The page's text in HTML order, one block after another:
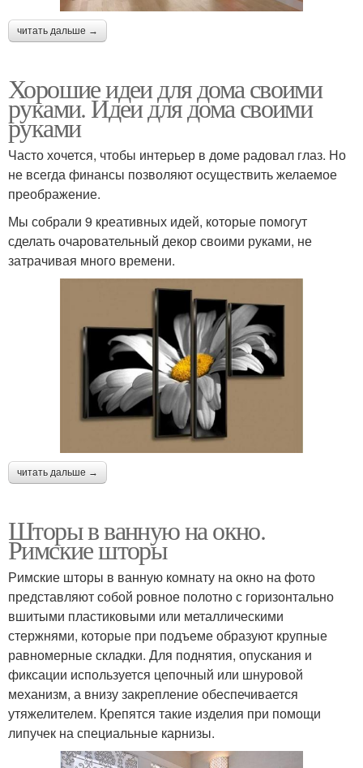
читать дальше →
Хорошие идеи для дома своими
руками. Идеи для дома своими
руками
Часто хочется, чтобы интерьер в доме радовал глаз. Но
не всегда финансы позволяют осуществить желаемое
преображение.
Мы собрали 9 креативных идей, которые помогут
сделать очаровательный декор своими руками, не
затрачивая много времени.
читать дальше →
Шторы в ванную на окно.
Римские шторы
Римские шторы в ванную комнату на окно на фото
представляют собой ровное полотно с горизонтально
вшитыми пластиковыми или металлическими
стержнями, которые при подъеме образуют крупные
равномерные складки. Для поднятия, опускания и
фиксации используется цепочный или шнуровой
механизм, а внизу закрепление обеспечивается
утяжелителем. Крепятся такие изделия при помощи
липучек на специальные карнизы.